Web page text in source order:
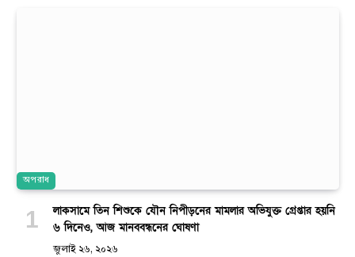
অপরাধ
লাকসামে তিন শিশুকে যৌন নিপীড়নের মামলার অভিযুক্ত গ্রেপ্তার হয়নি
৬ দিনেও, আজ মানববন্ধনের ঘোষণা
জুলাই ২৬, ২০২৬